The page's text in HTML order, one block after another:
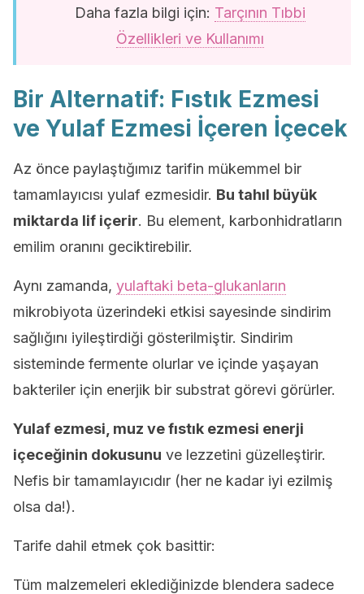
Daha fazla bilgi için: Tarçının Tıbbi
Özellikleri ve Kullanımı
Bir Alternatif: Fıstık Ezmesi
ve Yulaf Ezmesi İçeren İçecek
Az önce paylaştığımız tarifin mükemmel bir
tamamlayıcısı yulaf ezmesidir. Bu tahıl büyük
miktarda lif içerir. Bu element, karbonhidratların
emilim oranını geciktirebilir.
Aynı zamanda, yulaftaki beta-glukanların
mikrobiyota üzerindeki etkisi sayesinde sindirim
sağlığını iyileştirdiği gösterilmiştir. Sindirim
sisteminde fermente olurlar ve içinde yaşayan
bakteriler için enerjik bir substrat görevi görürler.
Yulaf ezmesi, muz ve fıstık ezmesi enerji
içeceğinin dokusunu ve lezzetini güzelleştirir.
Nefis bir tamamlayıcıdır (her ne kadar iyi ezilmiş
olsa da!).
Tarife dahil etmek çok basittir:
Tüm malzemeleri eklediğinizde blendera sadece